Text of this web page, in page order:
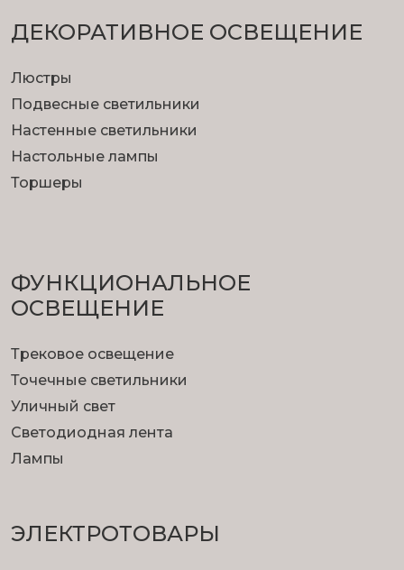
ДЕКОРАТИВНОЕ ОСВЕЩЕНИЕ
Люстры
Подвесные светильники
Настенные светильники
Настольные лампы
Торшеры
ФУНКЦИОНА­ЛЬНОЕ
ОСВЕЩЕНИЕ
Трековое освещение
Точечные светильники
Уличный свет
Светодиодная лента
Лампы
ЭЛЕКТРОТОВАРЫ